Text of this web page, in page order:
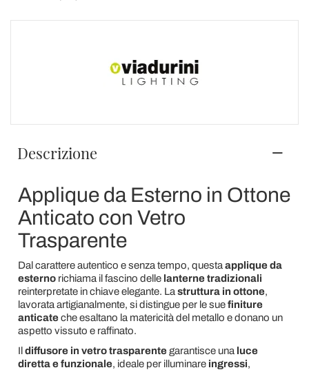
Descrizione
Applique da Esterno in Ottone
Anticato con Vetro
Trasparente
Dal carattere autentico e senza tempo, questa applique da
esternorichiama il fascino delle lanterne tradizionali
reinterpretate in chiave elegante. La struttura in ottone,
lavorata artigianalmente, si distingue per le suefiniture
anticateche esaltano la matericità del metallo e donano un
aspetto vissuto e raffinato.
Il diffusore in vetro trasparentegarantisce una luce
diretta e funzionale, ideale per illuminare ingressi,